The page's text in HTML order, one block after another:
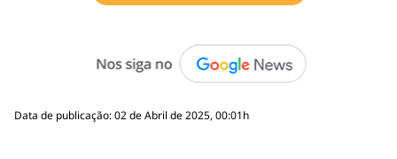
Data de publicação: 02 de Abril de 2025, 00:01h